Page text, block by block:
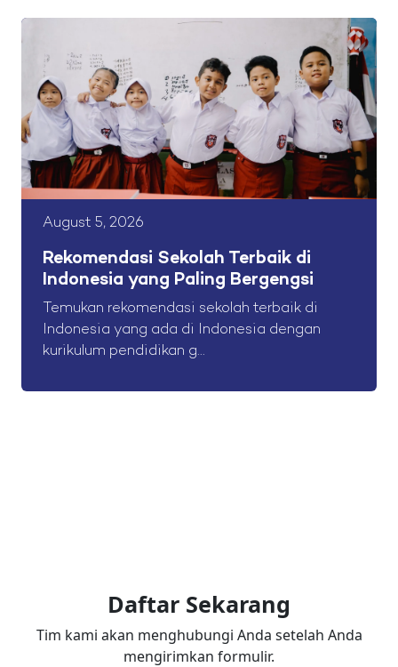
August 5, 2026
Rekomendasi Sekolah Terbaik di
Indonesia yang Paling Bergengsi
Temukan rekomendasi sekolah terbaik di
Indonesia yang ada di Indonesia dengan
kurikulum pendidikan g...
Daftar Sekarang
Tim kami akan menghubungi Anda setelah Anda
mengirimkan formulir.